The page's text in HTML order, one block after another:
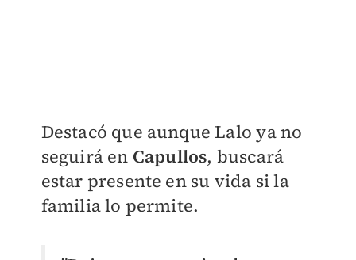
Destacó que aunque Lalo ya no
seguirá en Capullos, buscará
estar presente en su vida si la
familia lo permite.